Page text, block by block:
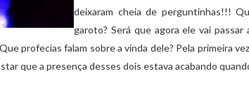
deixaram cheia de perguntinhas!!!
garoto? Será que agora ele vai
profecias falam sobre a vinda dele? Pela primeira
que a presença desses dois estava acabando